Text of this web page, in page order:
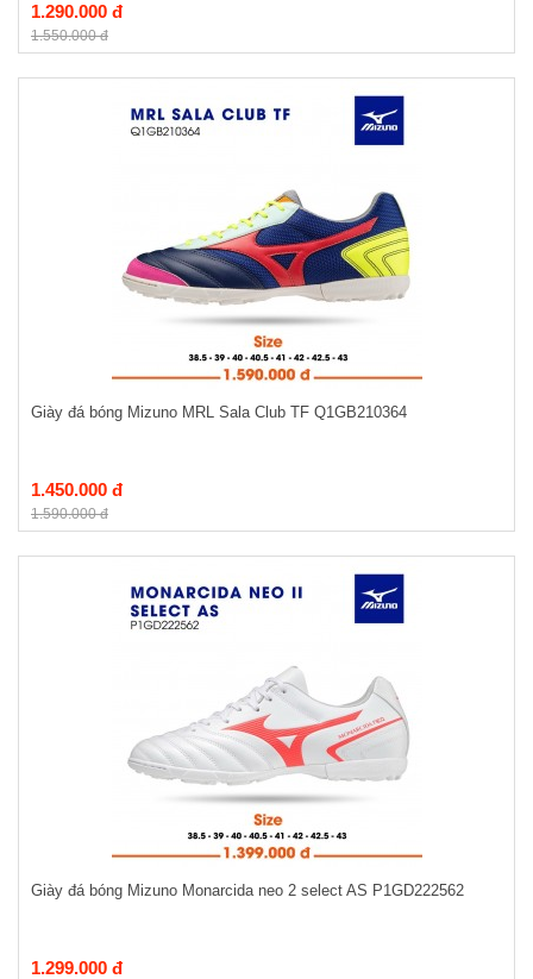
1.290.000 đ
1.550.000 đ
Giày đá bóng Mizuno MRL Sala Club TF Q1GB210364
1.450.000 đ
1.590.000 đ
Giày đá bóng Mizuno Monarcida neo 2 select AS P1GD222562
1.299.000 đ